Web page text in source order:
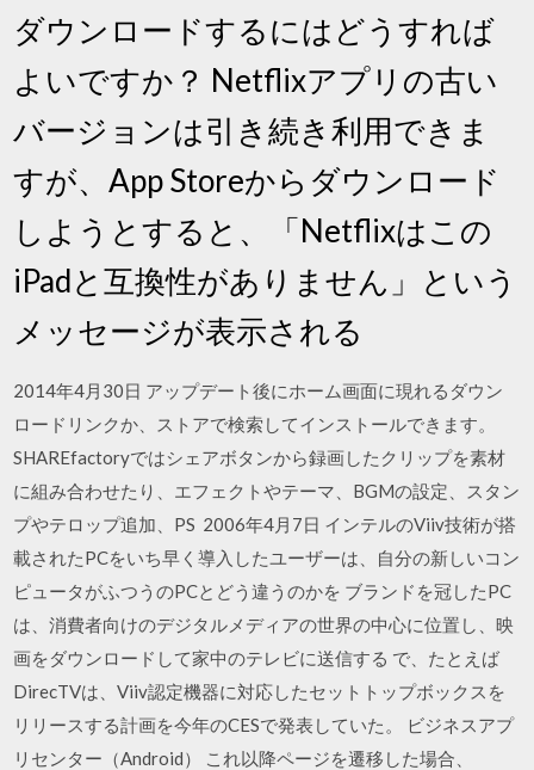
ダウンロードするにはどうすれば
よいですか？ Netflixアプリの古い
バージョンは引き続き利用できま
すが、App Storeからダウンロード
しようとすると、「Netflixはこの
iPadと互換性がありません」という
メッセージが表示される
2014年4月30日 アップデート後にホーム画面に現れるダウン
ロードリンクか、ストアで検索してインストールできます。
SHAREfactoryではシェアボタンから録画したクリップを素材
に組み合わせたり、エフェクトやテーマ、BGMの設定、スタン
プやテロップ追加、PS 2006年4月7日 インテルのViiv技術が搭
載されたPCをいち早く導入したユーザーは、自分の新しいコン
ピュータがふつうのPCとどう違うのかを ブランドを冠したPC
は、消費者向けのデジタルメディアの世界の中心に位置し、映
画をダウンロードして家中のテレビに送信する で、たとえば
DirecTVは、Viiv認定機器に対応したセットトップボックスを
リリースする計画を今年のCESで発表していた。 ビジネスアプ
リセンター（Android） これ以降ページを遷移した場合、